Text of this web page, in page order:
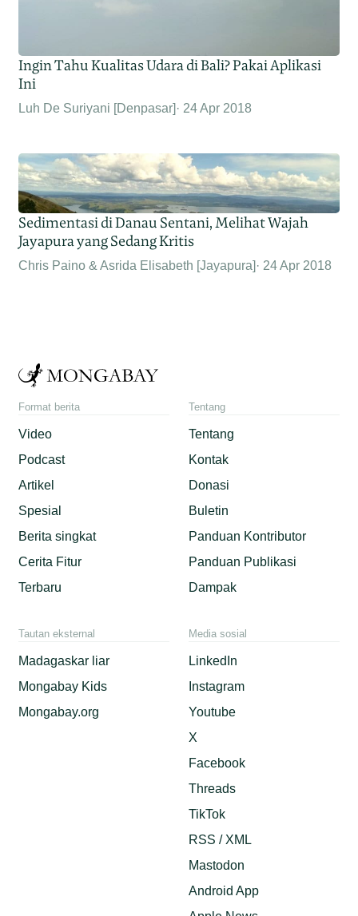
Ingin Tahu Kualitas Udara di Bali? Pakai Aplikasi
Ini
Luh De Suriyani [Denpasar] 24 Apr 2018
Sedimentasi di Danau Sentani, Melihat Wajah
Jayapura yang Sedang Kritis
Chris Paino & Asrida Elisabeth [Jayapura] 24 Apr 2018
Format berita
Video
Podcast
Artikel
Spesial
Berita singkat
Cerita Fitur
Terbaru
Tentang
Tentang
Kontak
Donasi
Buletin
Panduan Kontributor
Panduan Publikasi
Dampak
Tautan eksternal
Madagaskar liar
Mongabay Kids
Mongabay.org
Media sosial
LinkedIn
Instagram
Youtube
X
Facebook
Threads
TikTok
RSS / XML
Mastodon
Android App